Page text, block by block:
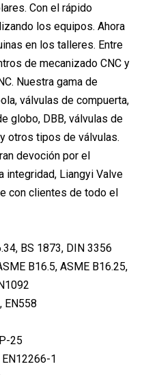
Con el rápido
los equipos. Ahora
en los talleres. Entre
de mecanizado CNC y
Nuestra gama de
válvulas de compuerta,
globo, DBB, válvulas de
otros tipos de válvulas.
devoción por el
integridad, Liangyi Valve
con clientes de todo el
BS 1873, DIN 3356
B16.5, ASME B16.25,
EN558
25
1